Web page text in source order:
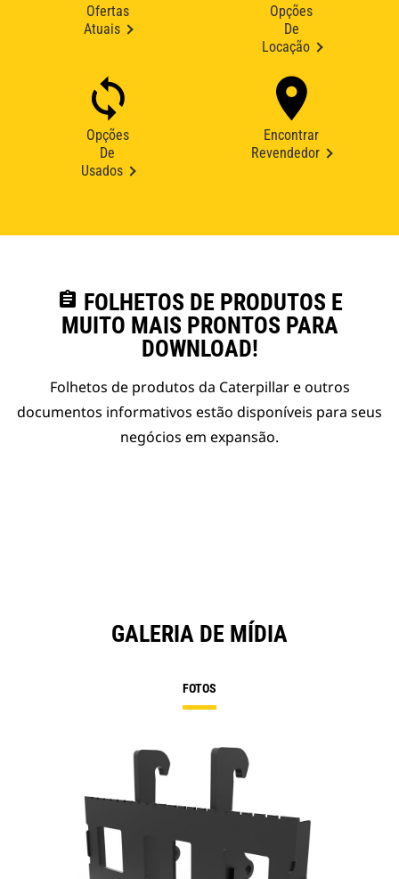
Ofertas
Atuais
Opções
De
Locação
Opções
De
Usados
Encontrar
Revendedor
assignment FOLHETOS DE PRODUTOS E
MUITO MAIS PRONTOS PARA
DOWNLOAD!
Folhetos de produtos da Caterpillar e outros
documentos informativos estão disponíveis para seus
negócios em expansão.
GALERIA DE MÍDIA
FOTOS